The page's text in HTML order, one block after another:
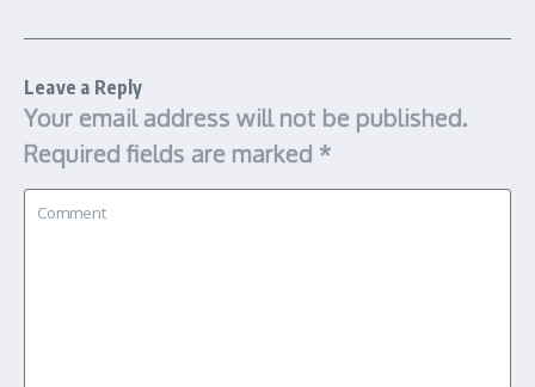
Leave a Reply
Your email address will not be published.
Required fields are marked *